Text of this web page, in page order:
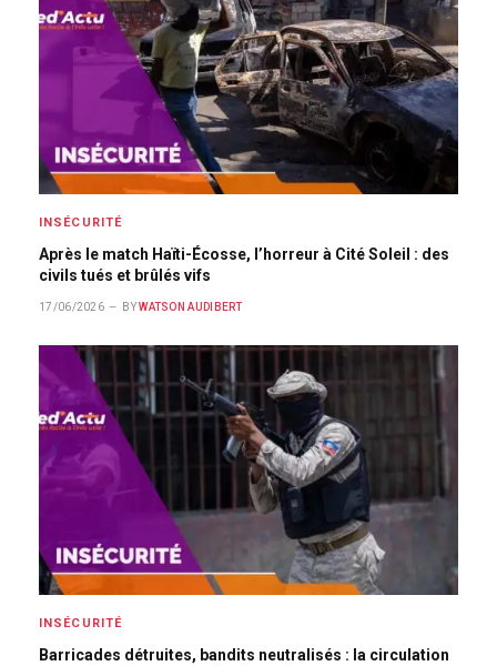
INSÉCURITÉ
Après le match Haïti-Écosse, l’horreur à Cité Soleil : des
civils tués et brûlés vifs
17/06/2026 BY WATSON AUDIBERT
INSÉCURITÉ
Barricades détruites, bandits neutralisés : la circulation